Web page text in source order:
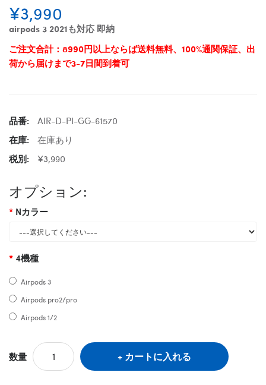
¥3,990
airpods 3 2021も対応 即納
ご注文合計：8990円以上ならば送料無料、100%通関保証、出
荷から届けまで3-7日間到着可
品番:
AIR-D-PI-GG-61570
在庫:
在庫あり
税別:
¥3,990
オプション:
Nカラー
4機種
Airpods 3
Airpods pro2/pro
Airpods 1/2
数量 カートに入れる